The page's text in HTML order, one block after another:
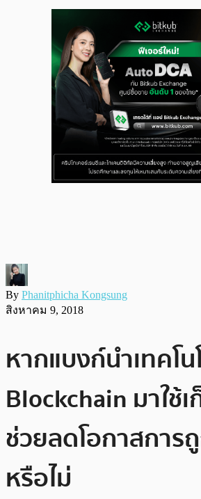
By Phanitphicha Kongsung
สิงหาคม 9, 2018
หากแบงก์นำเทคโน
Blockchain มาใช้
ช่วยลดโอกาสการ
หรือไม่